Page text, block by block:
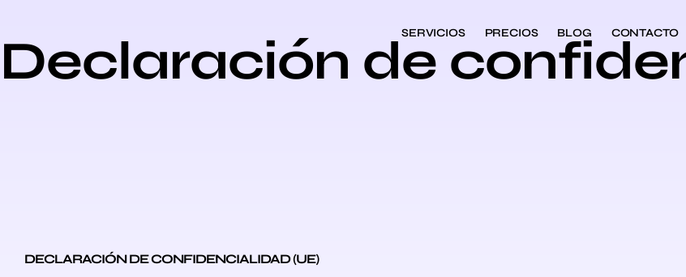
SERVICIOS PRECIOS BLOG CONTACTO
Declaración de
DECLARACIÓN DE CONFIDENCIALIDAD (UE)